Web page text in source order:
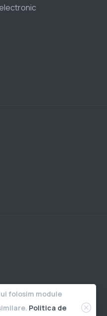
© 2006-2026
folosim module
Politica de